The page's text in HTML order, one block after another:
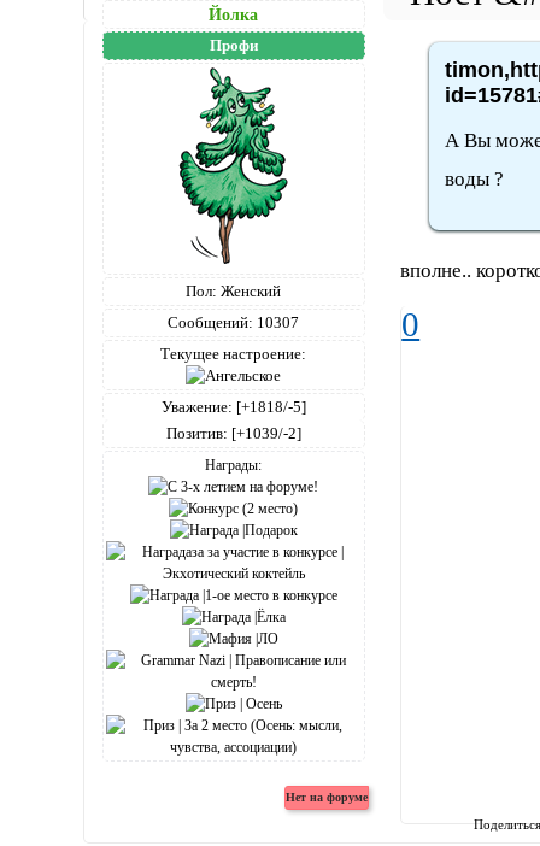
Йолка
Профи
Пол: Женский
Сообщений: 10307
Текущее настроение:
Уважение: [+1818/-5]
Позитив: [+1039/-2]
Награды:
А Вы
воды ?
вполне..
0